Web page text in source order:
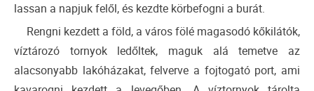
lassan a napjuk felől, és kezdte körbefogni a burát.
Rengni kezdett a föld, a város fölé magasodó kőkilátók,
víztározó tornyok ledőltek, maguk alá temetve az
alacsonyabb lakóházakat, felverve a fojtogató port, ami